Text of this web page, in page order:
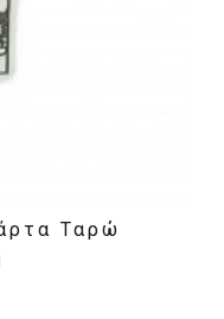
Ταρώ